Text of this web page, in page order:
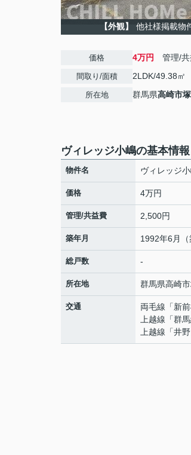
【外観】 他社様掲載物
価格 4万円 管理/共
間取り/面積 2LDK/49.38㎡
所在地 群馬県高崎市
ヴィレッジ小嶋の基本情報
物件名 ヴィレッジ
価格 4万円
管理/共益費 2,500円
築年月 1992年6月（
総戸数 -
所在地 群馬県高崎市
交通 両毛線 「新
上越線 「群
上越線 「井野